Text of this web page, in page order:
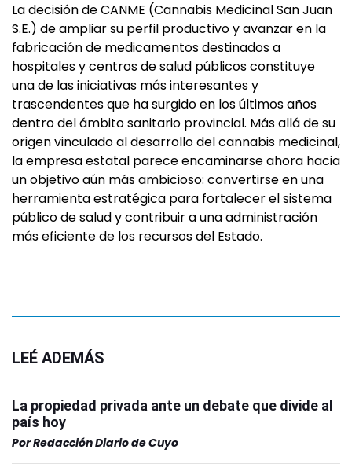
La decisión de CANME (Cannabis Medicinal San Juan
S.E.) de ampliar su perfil productivo y avanzar en la
fabricación de medicamentos destinados a
hospitales y centros de salud públicos constituye
una de las iniciativas más interesantes y
trascendentes que ha surgido en los últimos años
dentro del ámbito sanitario provincial. Más allá de su
origen vinculado al desarrollo del cannabis medicinal,
la empresa estatal parece encaminarse ahora hacia
un objetivo aún más ambicioso: convertirse en una
herramienta estratégica para fortalecer el sistema
público de salud y contribuir a una administración
más eficiente de los recursos del Estado.
LEÉ ADEMÁS
La propiedad privada ante un debate que divide al
país hoy
PorRedacción Diario de Cuyo